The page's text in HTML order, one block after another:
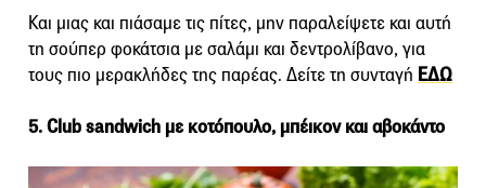
Και μιας και πιάσαμε τις πίτες, μην παραλείψετε και αυτή
τη σούπερ φοκάτσια με σαλάμι και δεντρολίβανο, για
τους πιο μερακλήδες της παρέας. Δείτε τη συνταγή ΕΔΩ
5. Club sandwich με κοτόπουλο, μπέικον και αβοκάντο